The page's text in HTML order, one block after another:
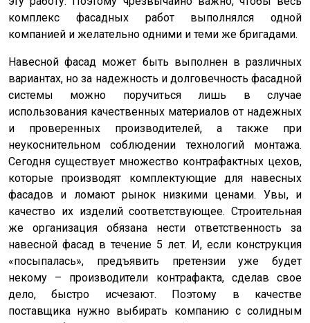
комплекс фасадных работ выполнялся одной
компанией и желательно одними и теми же бригадами.
Навесной фасад может быть выполнен в различных
вариантах, но за надежность и долговечность фасадной
системы можно поручиться лишь в случае
использования качественных материалов от надежных
и проверенных производителей, а также при
неукоснительном соблюдении технологий монтажа.
Сегодня существует множество контрафактных цехов,
которые производят комплектующие для навесных
фасадов и ломают рынок низкими ценами. Увы, и
качество их изделий соответствующее. Строительная
же организация обязана нести ответственность за
навесной фасад в течение 5 лет. И, если конструкция
«посыпалась», предъявить претензии уже будет
некому – производители контрафакта, сделав свое
дело, быстро исчезают. Поэтому в качестве
поставщика нужно выбирать компанию с солидным